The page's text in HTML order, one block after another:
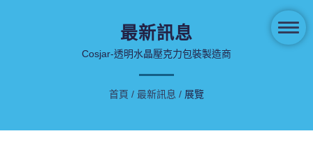
最新訊息
Cosjar-透明水晶壓克力包裝製造商
首頁 / 最新訊息 / 展覽